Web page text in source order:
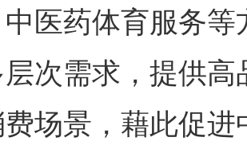
中医药体育服务
次需求，提供
场景，藉此促